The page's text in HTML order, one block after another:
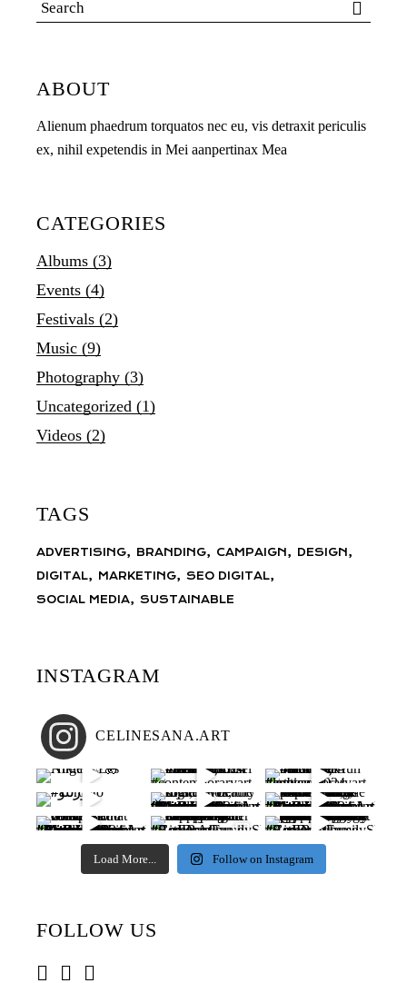
ABOUT
Alienum phaedrum torquatos nec eu, vis detraxit periculis
ex, nihil expetendis in Mei aanpertinax Mea
CATEGORIES
Albums (3)
Events (4)
Festivals (2)
Music (9)
Photography (3)
Uncategorized (1)
Videos (2)
TAGS
ADVERTISING BRANDING CAMPAIGN
DESIGN
DIGITAL
MARKETING
SEO DIGITAL
SOCIAL MEDIA
SUSTAINABLE
INSTAGRAM
CELINESANA.ART
Load More... Follow on Instagram
FOLLOW US